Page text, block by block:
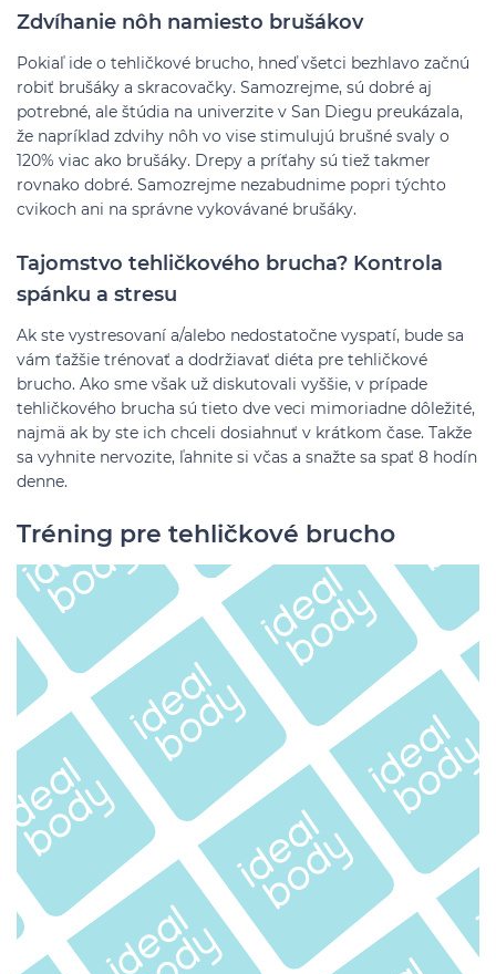
Zdvíhanie nôh namiesto brušákov
Pokiaľ ide o tehličkové brucho, hneď všetci bezhlavo začnú
robiť brušáky a skracovačky. Samozrejme, sú dobré aj
potrebné, ale štúdia na univerzite v San Diegu preukázala,
že napríklad zdvihy nôh vo vise stimulujú brušné svaly o
120% viac ako brušáky. Drepy a príťahy sú tiež takmer
rovnako dobré. Samozrejme nezabudnime popri týchto
cvikoch ani na správne vykovávané brušáky.
Tajomstvo tehličkového brucha? Kontrola
spánku a stresu
Ak ste vystresovaní a/alebo nedostatočne vyspatí, bude sa
vám ťažšie trénovať a dodržiavať diéta pre tehličkové
brucho. Ako sme však už diskutovali vyššie, v prípade
tehličkového brucha sú tieto dve veci mimoriadne dôležité,
najmä ak by ste ich chceli dosiahnuť v krátkom čase. Takže
sa vyhnite nervozite, ľahnite si včas a snažte sa spať 8 hodín
denne.
Tréning pre tehličkové brucho